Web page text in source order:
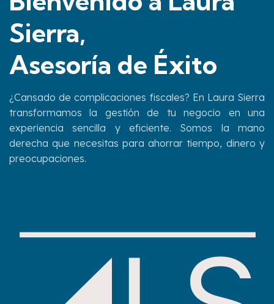
Sierra,
Asesoría de Éxito
¿Cansado de complicaciones fiscales? En Laura Sierra
transformamos la gestión de tu negocio en una
experiencia sencilla y eficiente. Somos la mano
derecha que necesitas para ahorrar tiempo, dinero y
preocupaciones.